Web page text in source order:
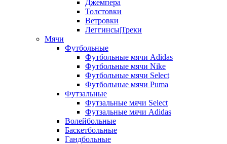
Джемпера
Толстовки
Ветровки
Леггинсы|Треки
Мячи
Футбольные
Футбольные мячи Adidas
Футбольные мячи Nike
Футбольные мячи Select
Футбольные мячи Puma
Футзальные
Футзальные мячи Select
Футзальные мячи Adidas
Волейбольные
Баскетбольные
Гандбольные